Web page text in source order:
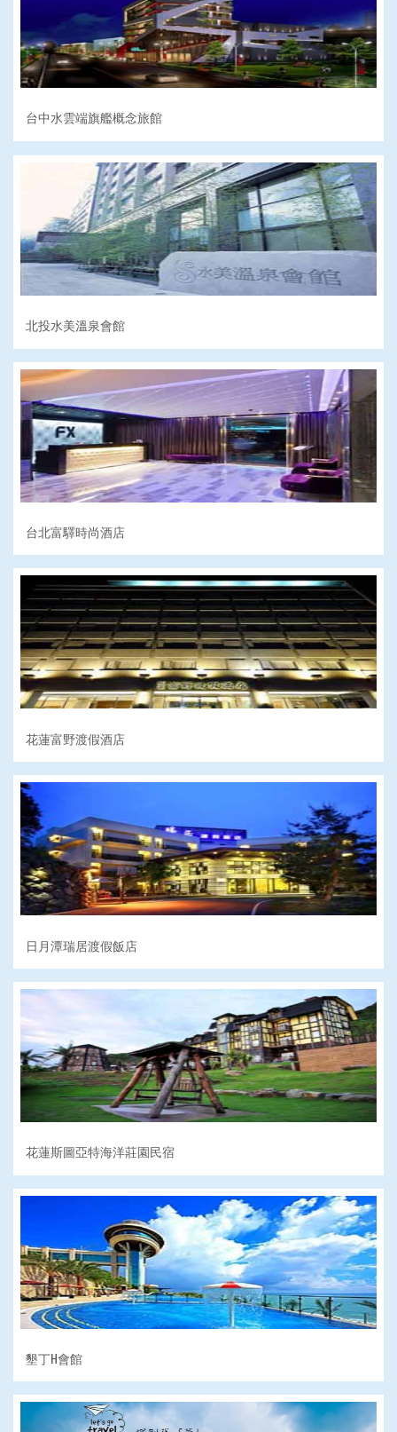
台中水雲端旗艦概念旅館
北投水美溫泉會館
台北富驛時尚酒店
花蓮富野渡假酒店
日月潭瑞居渡假飯店
花蓮斯圖亞特海洋莊園民宿
墾丁H會館